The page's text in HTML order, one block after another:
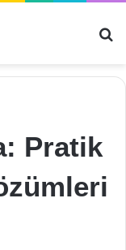
Pratik